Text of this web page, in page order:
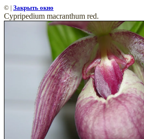
© | Закрыть окно
Cypripedium macranthum red.